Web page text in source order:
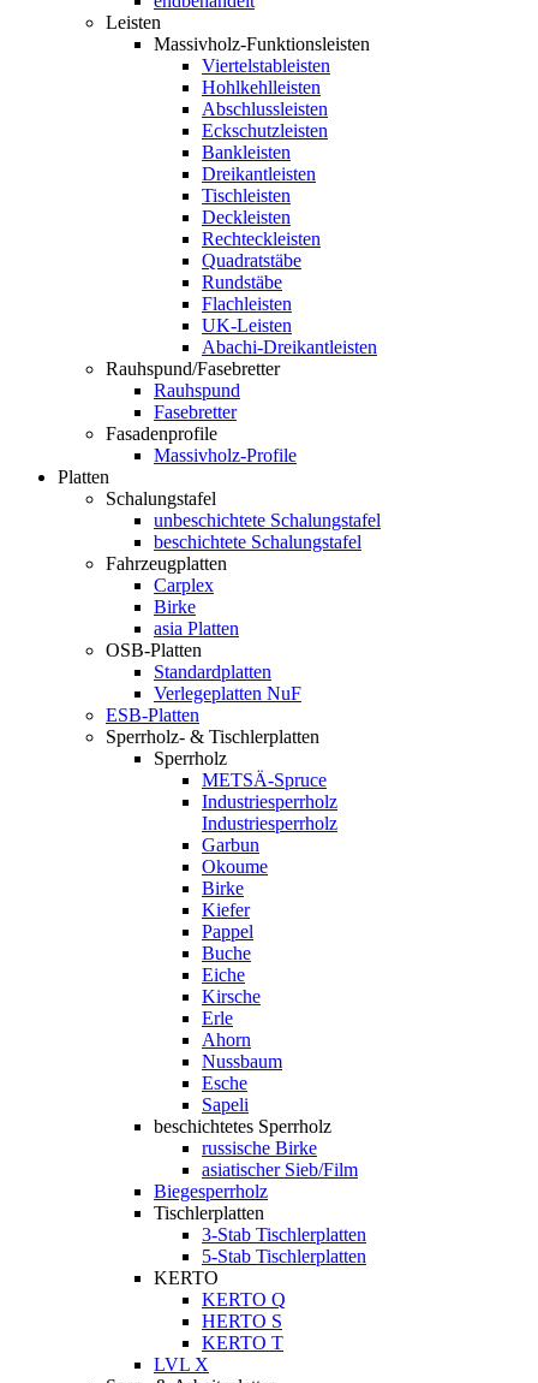
Leisten
Massivholz-Funktionsleisten
Viertelstableisten
Hohlkehlleisten
Abschlussleisten
Eckschutzleisten
Bankleisten
Dreikantleisten
Tischleisten
Deckleisten
Rechteckleisten
Quadratstäbe
Rundstäbe
Flachleisten
UK-Leisten
Abachi-Dreikantleisten
Rauhspund/Fasebretter
Rauhspund
Fasebretter
Fasadenprofile
Massivholz-Profile
Platten
Schalungstafel
unbeschichtete Schalungstafel
beschichtete Schalungstafel
Fahrzeugplatten
Carplex
Birke
asia Platten
OSB-Platten
Standardplatten
Verlegeplatten NuF
ESB-Platten
Sperrholz- & Tischlerplatten
Sperrholz
METSÄ-Spruce
Industriesperrholz
Industriesperrholz
Garbun
Okoume
Birke
Kiefer
Pappel
Buche
Eiche
Kirsche
Erle
Ahorn
Nussbaum
Esche
Sapeli
beschichtetes Sperrholz
russische Birke
asiatischer Sieb/Film
Biegesperrholz
Tischlerplatten
3-Stab Tischlerplatten
5-Stab Tischlerplatten
KERTO
KERTO Q
HERTO S
KERTO T
LVL X